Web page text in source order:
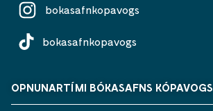
bokasafnkopavogs
bokasafnkopavogs
OPNUNARTÍMI BÓKASAFNS KÓPAVOGS